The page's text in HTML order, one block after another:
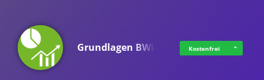
Grundlagen BWL Kostenfrei